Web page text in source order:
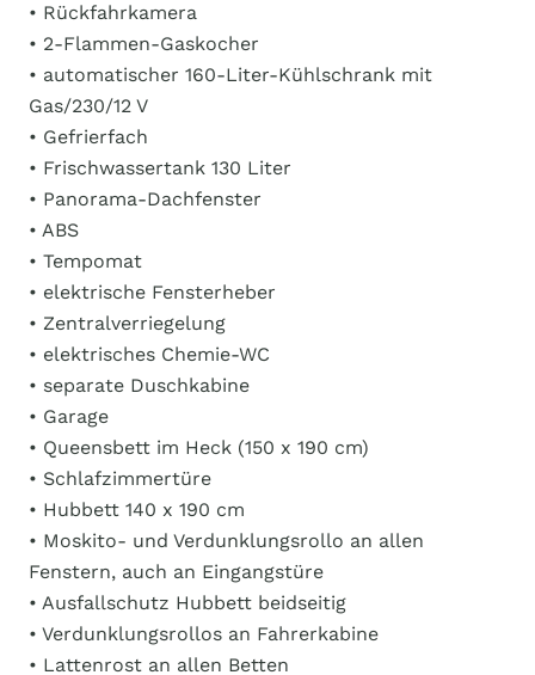
• Rückfahrkamera
• 2-Flammen-Gaskocher
• automatischer 160-Liter-Kühlschrank mit
Gas/230/12 V
• Gefrierfach
• Frischwassertank 130 Liter
• Panorama-Dachfenster
• ABS
• Tempomat
• elektrische Fensterheber
• Zentralverriegelung
• elektrisches Chemie-WC
• separate Duschkabine
• Garage
• Queensbett im Heck (150 x 190 cm)
• Schlafzimmertüre
• Hubbett 140 x 190 cm
• Moskito- und Verdunklungsrollo an allen
Fenstern, auch an Eingangstüre
• Ausfallschutz Hubbett beidseitig
• Verdunklungsrollos an Fahrerkabine
• Lattenrost an allen Betten